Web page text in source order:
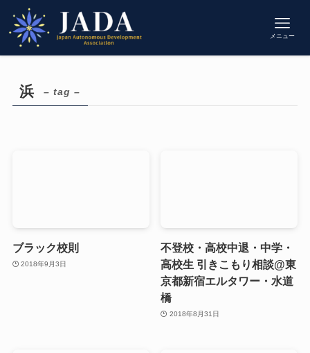
メニュー
浜 – tag –
ブラック校則
2018年9月3日
不登校・高校中退・中学・
高校生 引きこもり相談@東
京都新宿エルタワー・水道
橋
2018年8月31日